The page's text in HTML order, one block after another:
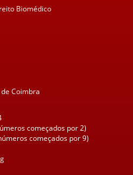
Coimbra
começados por 2)
começados por 9)